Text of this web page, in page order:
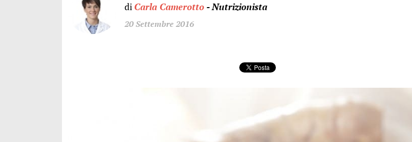
di Carla Camerotto - Nutrizionista
20 Settembre 2016